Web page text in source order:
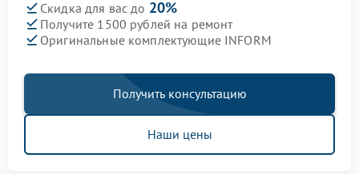
Скидка для вас до 20%
Получите 1500 рублей на ремонт
Оригинальные комплектующие INFORM
Получить консультацию
Наши цены